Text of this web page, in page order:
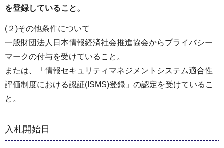
を登録していること。
(２)その他条件について
一般財団法人日本情報経済社会推進協会からプライバシー
マークの付与を受けていること。
または、「情報セキュリティマネジメントシステム適合性
評価制度における認証(ISMS)登録」の認定を受けているこ
と。
入札開始日